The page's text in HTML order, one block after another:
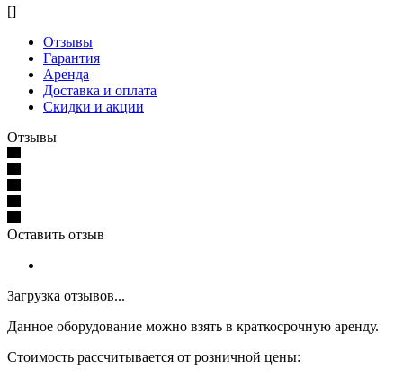
[]
Отзывы
Гарантия
Аренда
Доставка и оплата
Скидки и акции
Отзывы
Оставить отзыв
Загрузка отзывов...
Данное оборудование можно взять в краткосрочную аренду.
Стоимость рассчитывается от розничной цены: